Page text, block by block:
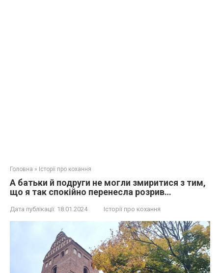
Головна » Історії про кохання
А батьки й подруги не могли змиритися з тим,
що я так спокійно перенесла розрив…
Дата публікації: 18.01.2024 Історії про кохання